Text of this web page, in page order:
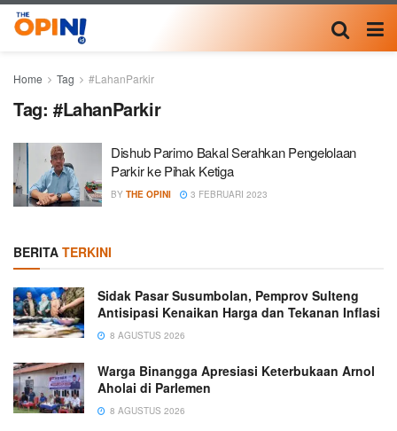
Home Tag #LahanParkir
Tag: #LahanParkir
Dishub Parimo Bakal Serahkan Pengelolaan
Parkir ke Pihak Ketiga
BY THE OPINI 3 FEBRUARI 2023
BERITA TERKINI
Sidak Pasar Susumbolan, Pemprov Sulteng
Antisipasi Kenaikan Harga dan Tekanan Inflasi
8 AGUSTUS 2026
Warga Binangga Apresiasi Keterbukaan Arnol
Aholai di Parlemen
8 AGUSTUS 2026